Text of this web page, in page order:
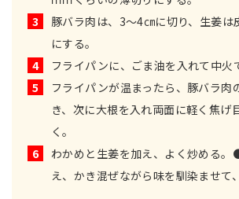
3
豚バラ肉は、3～4㎝に切り、生姜は
にする。
4
フライパンに、ごま油を入れて中火
5
フライパンが温まったら、豚バラ肉
き、次に大根を入れ両面に軽く焦げ
く。
6
わかめと生姜を加え、よく炒める
え、かき混ぜながら味を馴染ませて